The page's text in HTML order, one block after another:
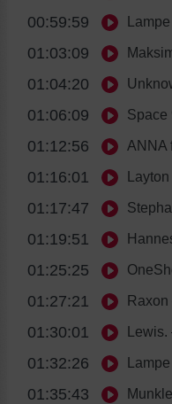
00:59:59 Lampe
01:03:09
01:04:20
01:06:09 Space
01:12:56 ANNA
01:16:01
01:17:47
01:19:51
01:25:25
01:27:21 Raxon
01:30:01 Lewis.
01:32:26 Lampe
01:35:43